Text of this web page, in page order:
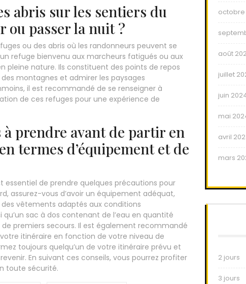
abris sur les sentiers du
ou passer la nuit ?
ou des abris où les randonneurs peuvent se
refuge bienvenu aux marcheurs fatigués ou aux
pleine nature. Ils constituent des points de repos
montagnes et admirer les paysages
il est recommandé de se renseigner à
de ces refuges pour une expérience de
prendre avant de partir en
termes d’équipement et de
essentiel de prendre quelques précautions pour
assurez-vous d’avoir un équipement adéquat,
vêtements adaptés aux conditions
sac à dos contenant de l’eau en quantité
premiers secours. Il est également recommandé
itinéraire en fonction de votre niveau de
toujours quelqu’un de votre itinéraire prévu et
En suivant ces conseils, vous pourrez profiter
toute sécurité.
octobre
août
juillet
juin
mai
avril
mars
2 jours
3 jours